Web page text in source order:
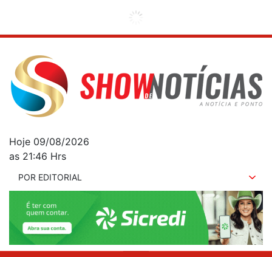
Hoje 09/08/2026
as 21:46 Hrs
POR EDITORIAL